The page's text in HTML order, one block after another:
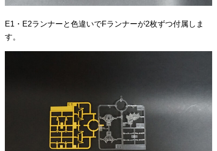
E1・E2ランナーと色違いでFランナーが2枚ずつ付属しま
す。